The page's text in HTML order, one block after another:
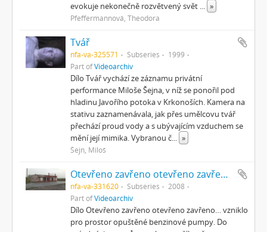
evokuje nekonečně rozvětvený svět ... »
Pfeffermannová, Theodora
Tvář
nfa-va-325571 Subseries
1999
Part ofVideoarchiv
Dílo Tvář vychází ze záznamu privátní
performance Miloše Šejna, v níž se ponořil pod
hladinu Javořího potoka v Krkonoších. Kamera na
stativu zaznamenávala, jak přes umělcovu tvář
přechází proud vody a s ubývajícím vzduchem se
mění její mimika. Vybranou č... »
Šejn, Miloš
Otevřeno zavřeno otevřeno zavřeno...
nfa-va-331620 Subseries
2008
Part ofVideoarchiv
Dílo Otevřeno zavřeno otevřeno zavřeno… vzniklo
pro prostor opuštěné benzinové pumpy. Do